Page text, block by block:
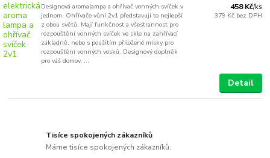
Designová aromalampa a ohřívač vonných svíček v
jednom. Ohřívače vůní 2v1 představují to nejlepší
z obou světů. Mají funkčnost a všestrannost pro
rozpouštění vonných svíček ve skle na zahřívací
základně, nebo s použitím přiložené misky pro
rozpouštění vonných vosků. Designový doplněk
pro váš domov, ...
458 Kč/ks
379 Kč bez DPH
Detail
Tisíce spokojených zákazníků
Máme tisíce spokojených zákazníků.